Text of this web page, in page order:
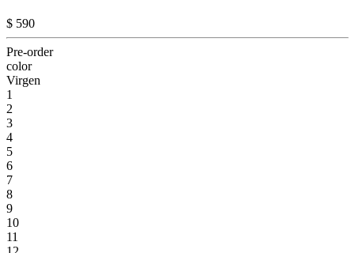
$ 590
Pre-order
color
Virgen
1
2
3
4
5
6
7
8
9
10
11